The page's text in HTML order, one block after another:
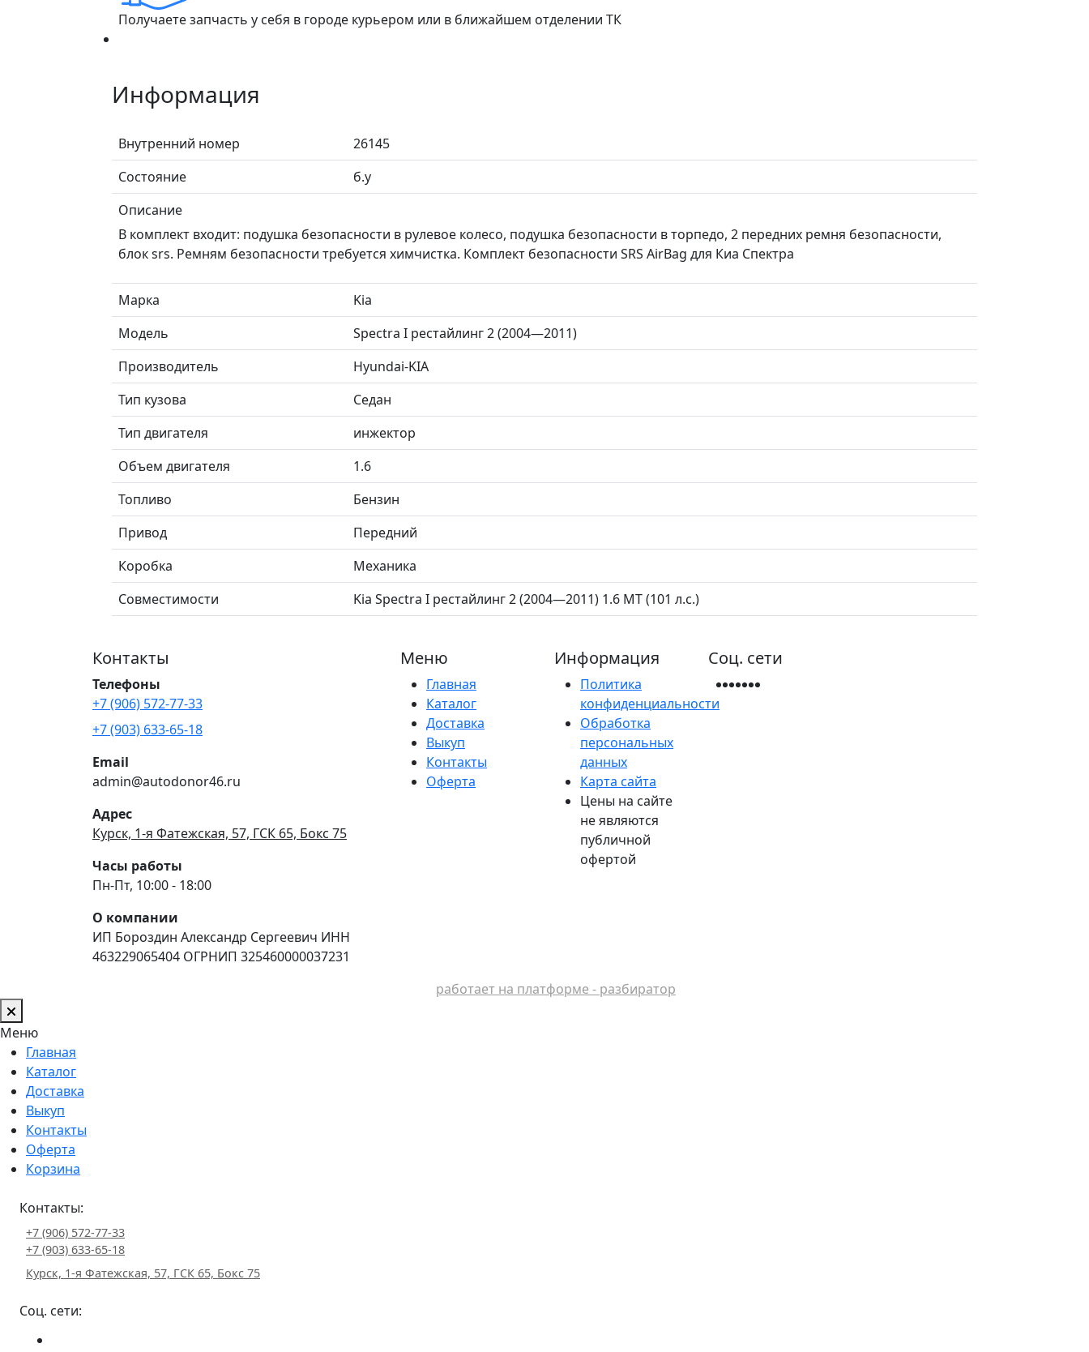
Получаете запчасть у себя в городе курьером или в ближайшем отделении ТК
Информация
Внутренний номер
26145
Состояние
б.у
Описание
В комплект входит: подушка безопасности в рулевое колесо, подушка безопасности в торпедо, 2 передних ремня безопасности,
блок srs. Ремням безопасности требуется химчистка. Комплект безопасности SRS AirBag для Киа Спектра
Марка
Kia
Модель
Spectra I рестайлинг 2 (2004—2011)
Производитель
Hyundai-KIA
Тип кузова
Седан
Тип двигателя
инжектор
Объем двигателя
1.6
Топливо
Бензин
Привод
Передний
Коробка
Механика
Совместимости
Kia Spectra I рестайлинг 2 (2004—2011) 1.6 MT (101 л.с.)
Контакты
Телефоны
+7 (906) 572-77-33
+7 (903) 633-65-18
Email
admin@autodonor46.ru
Адрес
Курск, 1-я Фатежская, 57, ГСК 65, Бокс 75
Часы работы
Пн-Пт, 10:00 - 18:00
О компании
ИП Бороздин Александр Сергеевич ИНН
463229065404 ОГРНИП 325460000037231
Меню
Главная
Каталог
Доставка
Выкуп
Контакты
Оферта
Информация
Политика
конфиденциальности
Обработка
персональных
данных
Карта сайта
Цены на сайте
не являются
публичной
офертой
Соц. сети
работает на платформе - разбиратор
Меню
Главная
Каталог
Доставка
Выкуп
Контакты
Оферта
Корзина
Контакты:
+7 (906) 572-77-33
+7 (903) 633-65-18
Курск, 1-я Фатежская, 57, ГСК 65, Бокс 75
Соц. сети: